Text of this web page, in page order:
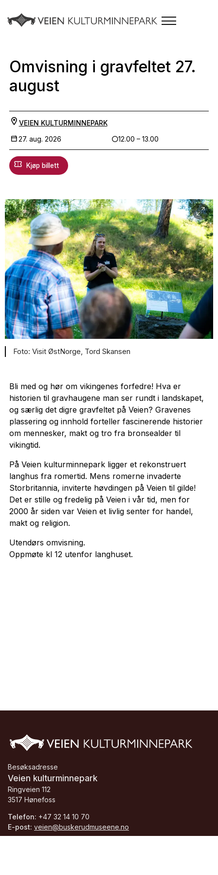
Omvisning i gravfeltet 27.
august
VEIEN KULTURMINNEPARK
27. aug. 2026
12.00 – 13.00
Kjøp billett
Visit ØstNorge, Tord Skansen
Bli med og hør om vikingenes forfedre! Hva er
historien til gravhaugene man ser rundt i landskapet,
og særlig det digre gravfeltet på Veien? Gravenes
plassering og innhold forteller fascinerende historier
om mennesker, makt og tro fra bronsealder til
vikingtid.
På Veien kulturminnepark ligger et rekonstruert
langhus fra romertid. Mens romerne invaderte
Storbritannia, inviterte høvdingen på Veien til gilde!
Det er stille og fredelig på Veien i vår tid, men for
2000 år siden var Veien et livlig senter for handel,
makt og religion.
Utendørs omvisning.
Oppmøte kl 12 utenfor langhuset.
Besøksadresse
Veien kulturminnepark
Ringveien 112
3517 Hønefoss
Telefon: +47 32 14 10 70
E-post: veien@buskerudmuseene.no